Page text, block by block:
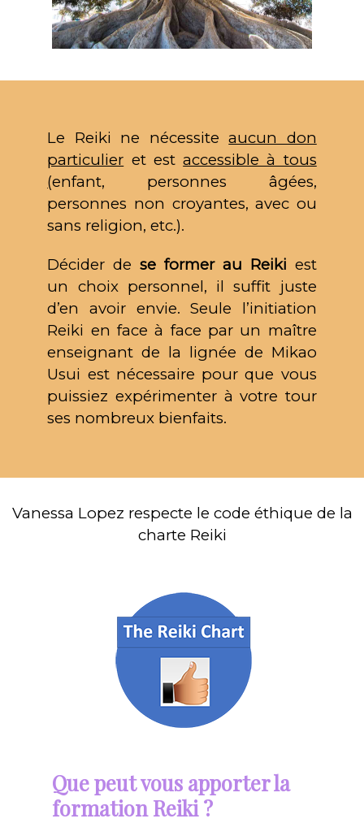
Le Reiki ne nécessiteaucun don
particulier et estaccessible à tous
(enfant, personnes âgées,
personnes non croyantes, avec ou
sans religion, etc.).
Décider dese former au Reiki est
un choix personnel, il suffit juste
d’en avoir envie. Seule l’initiation
Reiki en face à face par un maître
enseignant de la lignée de Mikao
Usui est nécessaire pour que vous
puissiez expérimenter à votre tour
ses nombreux bienfaits.
Vanessa Lopez respecte le code éthique de la
charte Reiki
Que peut vous apporter la
formation Reiki ?